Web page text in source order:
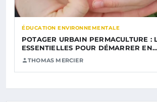
ÉDUCATION ENVIRONNEMENTALE
POTAGER URBAIN PERMACULTURE :
ESSENTIELLES POUR DÉMARRER EN…
THOMAS MERCIER